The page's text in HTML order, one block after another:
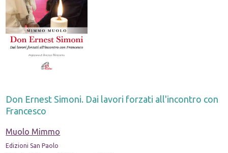
Don Ernest Simoni. Dai lavori forzati all'incontro con
Francesco
Muolo Mimmo
Edizioni San Paolo